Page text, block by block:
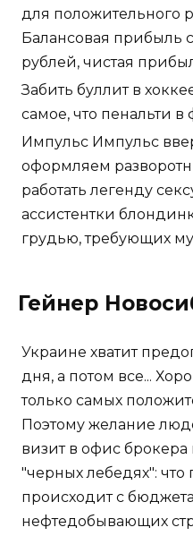
для положительного
Балансовая прибыль
рублей, чистая
Забить буллит в
самое, что пенальти в
Импульс Импульс
оформляем
работать легенду
ассистентки
грудью, требующих
Гейнер
Украине хватит
дня, а потом все...
только самых
Поэтому желание
визит в офис
"черных лебедях":
происходит с
нефтедобывающих